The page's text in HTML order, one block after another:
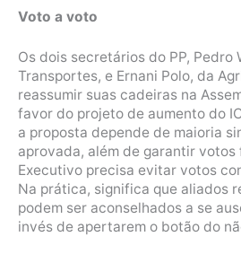
Voto a voto
Os dois secretários do PP, Pedro
Transportes, e Ernani Polo, da
reassumir suas cadeiras na
favor do projeto de aumento do
a proposta depende de maioria
aprovada, além de garantir votos
Executivo precisa evitar votos
Na prática, significa que aliados
podem ser aconselhados a se
invés de apertarem o botão do